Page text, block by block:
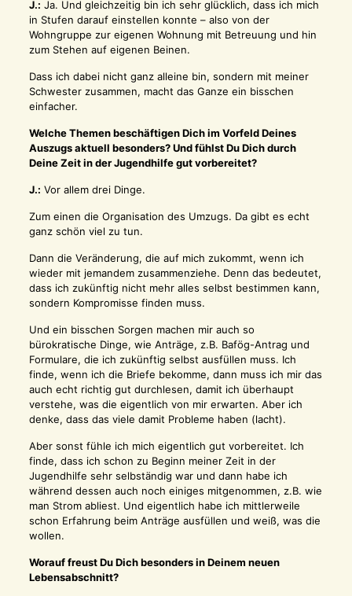
J.: Ja. Und gleichzeitig bin ich sehr glücklich, dass ich mich
in Stufen darauf einstellen konnte – also von der
Wohngruppe zur eigenen Wohnung mit Betreuung und hin
zum Stehen auf eigenen Beinen.
Dass ich dabei nicht ganz alleine bin, sondern mit meiner
Schwester zusammen, macht das Ganze ein bisschen
einfacher.
Welche Themen beschäftigen Dich im Vorfeld Deines
Auszugs aktuell besonders? Und fühlst Du Dich durch
Deine Zeit in der Jugendhilfe gut vorbereitet?
J.: Vor allem drei Dinge.
Zum einen die Organisation des Umzugs. Da gibt es echt
ganz schön viel zu tun.
Dann die Veränderung, die auf mich zukommt, wenn ich
wieder mit jemandem zusammenziehe. Denn das bedeutet,
dass ich zukünftig nicht mehr alles selbst bestimmen kann,
sondern Kompromisse finden muss.
Und ein bisschen Sorgen machen mir auch so
bürokratische Dinge, wie Anträge, z.B. Bafög-Antrag und
Formulare, die ich zukünftig selbst ausfüllen muss. Ich
finde, wenn ich die Briefe bekomme, dann muss ich mir das
auch echt richtig gut durchlesen, damit ich überhaupt
verstehe, was die eigentlich von mir erwarten. Aber ich
denke, dass das viele damit Probleme haben (lacht).
Aber sonst fühle ich mich eigentlich gut vorbereitet. Ich
finde, dass ich schon zu Beginn meiner Zeit in der
Jugendhilfe sehr selbständig war und dann habe ich
während dessen auch noch einiges mitgenommen, z.B. wie
man Strom abliest. Und eigentlich habe ich mittlerweile
schon Erfahrung beim Anträge ausfüllen und weiß, was die
wollen.
Worauf freust Du Dich besonders in Deinem neuen
Lebensabschnitt?